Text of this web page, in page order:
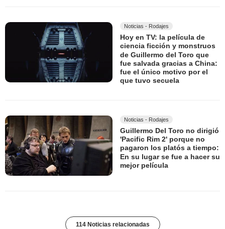
Noticias - Rodajes
Hoy en TV: la película de
ciencia ficción y monstruos
de Guillermo del Toro que
fue salvada gracias a China:
fue el único motivo por el
que tuvo secuela
Noticias - Rodajes
Guillermo Del Toro no dirigió
'Pacific Rim 2' porque no
pagaron los platós a tiempo:
En su lugar se fue a hacer su
mejor película
114 Noticias relacionadas